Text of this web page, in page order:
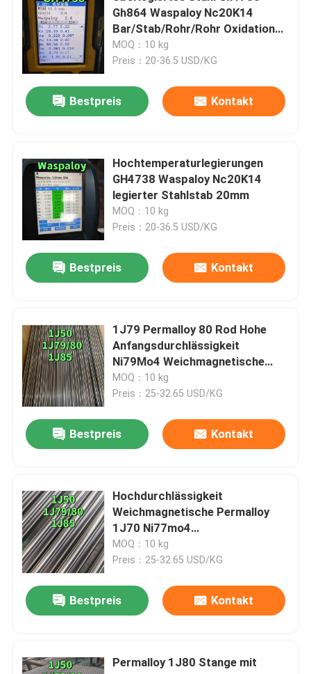
Videos
Über uns
Qualitätskontrolle
Kontakt mit uns
Neuigkeiten
Bitte um ein Angebot
Kaltgewalztes Edelstahlblech
Warm gewalzte Edelstahl-Platte
Edelstahlstreifenspule
Edelstahl geschweißtes Rohr
Edelstahl-nahtloses Rohr
Edelstahl-Rundeisen
Gh864 Waspaloy Nc20K14
Bar/Stab/Rohr/Rohr Oxidations-
und Korrosionsbeständigkeit
MOQ：10 kg
Preis：20-36.5 USD/KG
Bestpreis Kontakt
Hochtemperaturlegierungen
GH4738 Waspaloy Nc20K14
legierter Stahlstab 20mm
MOQ：10 kg
Preis：20-36.5 USD/KG
Bestpreis Kontakt
1J79 Permalloy 80 Rod Hohe
Anfangsdurchlässigkeit
Ni79Mo4 Weichmagnetische
Legierungsbar
MOQ：10 kg
Preis：25-32.65 USD/KG
Bestpreis Kontakt
Hochdurchlässigkeit
Weichmagnetische Permalloy
1J70 Ni77mo4
Legierungsstange
MOQ：10 kg
Preis：25-32.65 USD/KG
Bestpreis Kontakt
Permalloy 1J80 Stange mit